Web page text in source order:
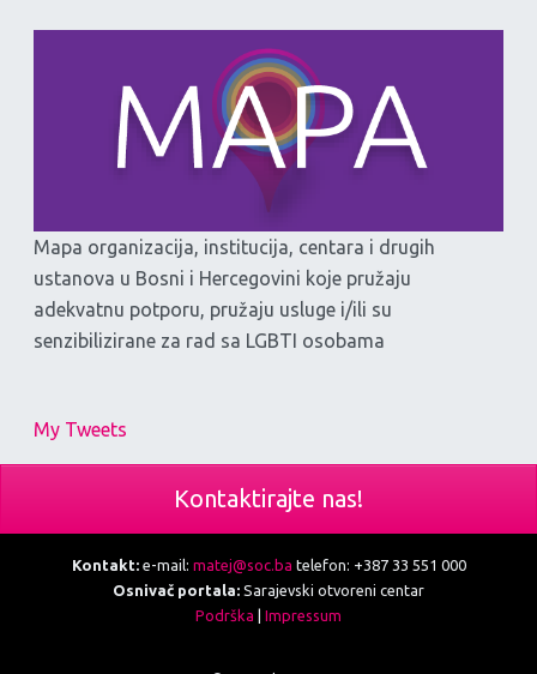
Mapa organizacija, institucija, centara i drugih
ustanova u Bosni i Hercegovini koje pružaju
adekvatnu potporu, pružaju usluge i/ili su
senzibilizirane za rad sa LGBTI osobama
My Tweets
Kontaktirajte nas!
Kontakt:e-mail: matej@soc.ba telefon: +387 33 551 000
Osnivač portala: Sarajevski otvoreni centar
Podrška
Impressum